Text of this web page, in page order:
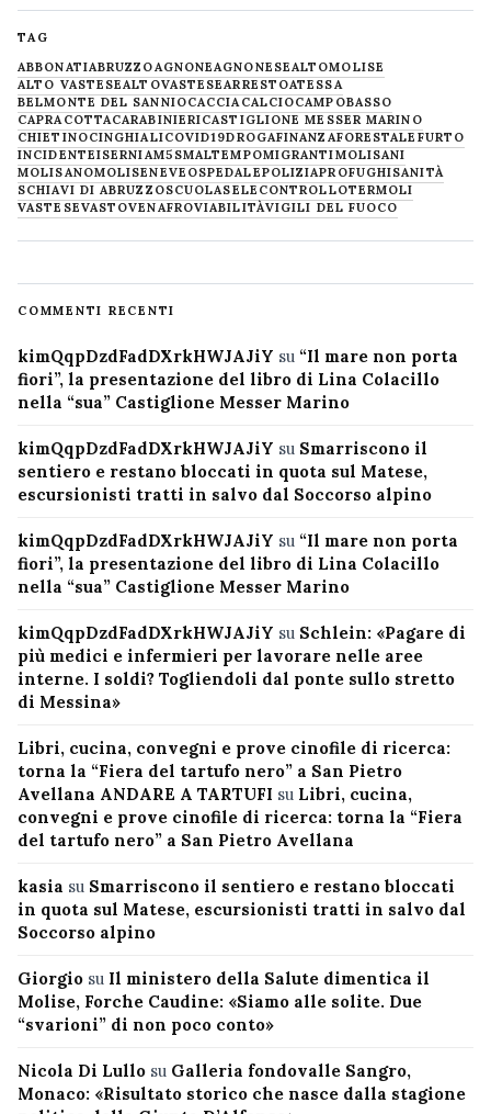
TAG
ABBONATIABRUZZOAGNONEAGNONESEALTOMOLISE
ALTO VASTESEALTOVASTESEARRESTOATESSA
BELMONTE DEL SANNIOCACCIACALCIOCAMPOBASSO
CAPRACOTTACARABINIERICASTIGLIONE MESSER MARINO
CHIETINOCINGHIALICOVID19DROGAFINANZAFORESTALE FURTO
INCIDENTEISERNIAM5SMALTEMPOMIGRANTIMOLISANI
MOLISANOMOLISENEVE OSPEDALEPOLIZIAPROFUGHISANITÀ
SCHIAVI DI ABRUZZOSCUOLASELECONTROLLOTERMOLI
VASTESEVASTOVENAFROVIABILITÀVIGILI DEL FUOCO
COMMENTI RECENTI
kimQqpDzdFadDXrkHWJAJiY su “Il mare non porta
fiori”, la presentazione del libro di Lina Colacillo
nella “sua” Castiglione Messer Marino
kimQqpDzdFadDXrkHWJAJiY su Smarriscono il
sentiero e restano bloccati in quota sul Matese,
escursionisti tratti in salvo dal Soccorso alpino
kimQqpDzdFadDXrkHWJAJiY su “Il mare non porta
fiori”, la presentazione del libro di Lina Colacillo
nella “sua” Castiglione Messer Marino
kimQqpDzdFadDXrkHWJAJiY su Schlein: «Pagare di
più medici e infermieri per lavorare nelle aree
interne. I soldi? Togliendoli dal ponte sullo stretto
di Messina»
Libri, cucina, convegni e prove cinofile di ricerca:
torna la “Fiera del tartufo nero” a San Pietro
Avellana ANDARE A TARTUFI su Libri, cucina,
convegni e prove cinofile di ricerca: torna la “Fiera
del tartufo nero” a San Pietro Avellana
kasia su Smarriscono il sentiero e restano bloccati
in quota sul Matese, escursionisti tratti in salvo dal
Soccorso alpino
Giorgio su Il ministero della Salute dimentica il
Molise, Forche Caudine: «Siamo alle solite. Due
“svarioni” di non poco conto»
Nicola Di Lullo su Galleria fondovalle Sangro,
Monaco: «Risultato storico che nasce dalla stagione